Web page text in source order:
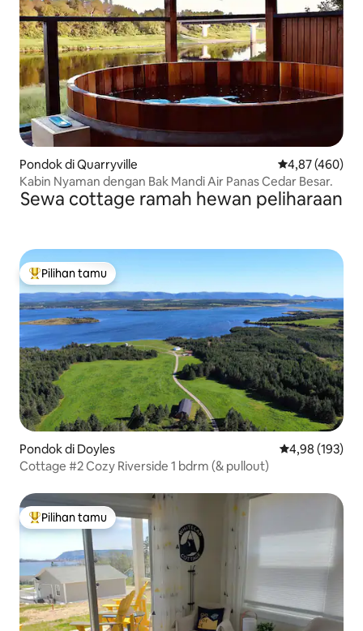
Pondok di Quarryville Nilai rata-rata
4,87 (460)
Kabin Nyaman dengan Bak Mandi Air Panas Cedar Besar.
Sewa cottage ramah hewan peliharaan
Pilihan tamu terpopuler
Pilihan tamu
Pondok di Doyles Nilai rata-rata
4,98 (193)
Cottage #2 Cozy Riverside 1 bdrm (& pullout)
Pilihan tamu terpopuler
Pilihan tamu